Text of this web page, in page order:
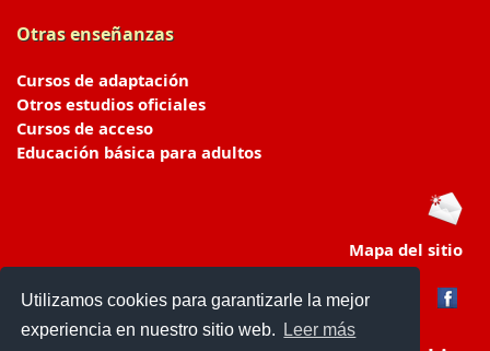
Utilizamos cookies para garantizarle la mejor
experiencia en nuestro sitio web.
Leer más
Otras enseñanzas
Cursos de adaptación
Otros estudios oficiales
Cursos de acceso
Educación básica para adultos
Mapa del sitio